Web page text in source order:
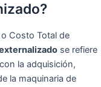
Costo Total de
se refiere
la adquisición,
la maquinaria de